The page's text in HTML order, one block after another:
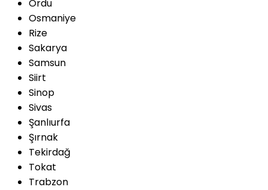
Ordu
Osmaniye
Rize
Sakarya
Samsun
Siirt
Sinop
Sivas
Şanlıurfa
Şırnak
Tekirdağ
Tokat
Trabzon